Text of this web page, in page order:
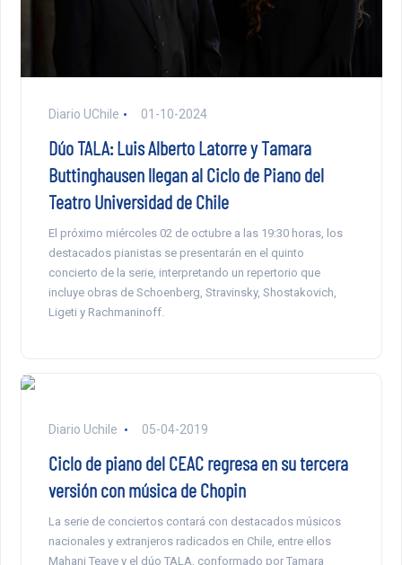
Diario UChile 01-10-2024
Dúo TALA: Luis Alberto Latorre y Tamara
Buttinghausen llegan al Ciclo de Piano del
Teatro Universidad de Chile
El próximo miércoles 02 de octubre a las 19:30 horas, los
destacados pianistas se presentarán en el quinto
concierto de la serie, interpretando un repertorio que
incluye obras de Schoenberg, Stravinsky, Shostakovich,
Ligeti y Rachmaninoff.
Diario Uchile 05-04-2019
Ciclo de piano del CEAC regresa en su tercera
versión con música de Chopin
La serie de conciertos contará con destacados músicos
nacionales y extranjeros radicados en Chile, entre ellos
Mahani Teave y el dúo TALA, conformado por Tamara